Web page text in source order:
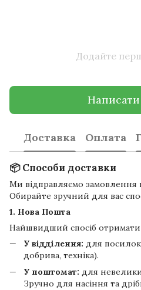
Додайте
Написати
Доставка Оплата
📦 Способи доставки
Ми відправляємо замовлення
Обирайте зручний для вас
1. Нова Пошта
Найшвидший спосіб отримати
У відділення: для посилок
добрива, техніка).
У поштомат: для
Зручно для насіння та